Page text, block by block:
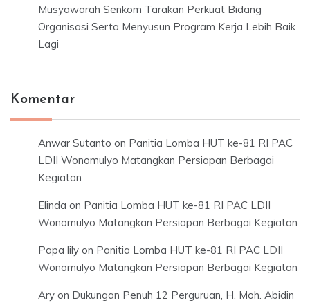
Musyawarah Senkom Tarakan Perkuat Bidang
Organisasi Serta Menyusun Program Kerja Lebih Baik
Lagi
Komentar
Anwar Sutanto on Panitia Lomba HUT ke-81 RI PAC
LDII Wonomulyo Matangkan Persiapan Berbagai
Kegiatan
Elinda on Panitia Lomba HUT ke-81 RI PAC LDII
Wonomulyo Matangkan Persiapan Berbagai Kegiatan
Papa lily on Panitia Lomba HUT ke-81 RI PAC LDII
Wonomulyo Matangkan Persiapan Berbagai Kegiatan
Ary on Dukungan Penuh 12 Perguruan, H. Moh. Abidin